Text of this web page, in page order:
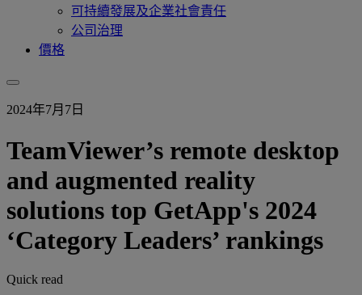
可持續發展及企業社會責任
公司治理
價格
2024年7月7日
TeamViewer’s remote desktop
and augmented reality
solutions top GetApp's 2024
‘Category Leaders’ rankings
Quick read